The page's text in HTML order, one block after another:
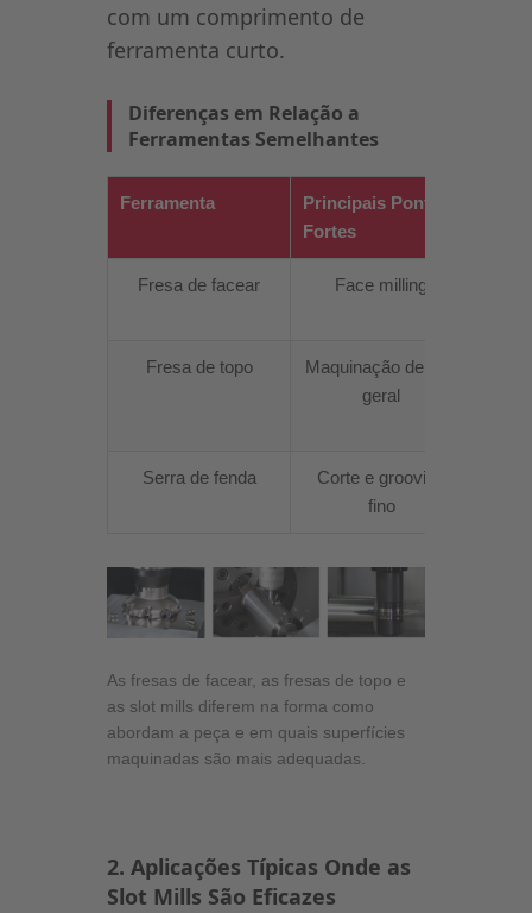
com um comprimento de
ferramenta curto.
Diferenças em Relação a
Ferramentas Semelhantes
Ferramenta
Principais Pontos
Fortes
Fresa de facear Face milling
Fresa de topo
Maquinação de uso
geral
Serra de fenda
Corte e grooving
fino
As fresas de facear, as fresas de topo e
as slot mills diferem na forma como
abordam a peça e em quais superfícies
maquinadas são mais adequadas.
2. Aplicações Típicas Onde as
Slot Mills São Eficazes